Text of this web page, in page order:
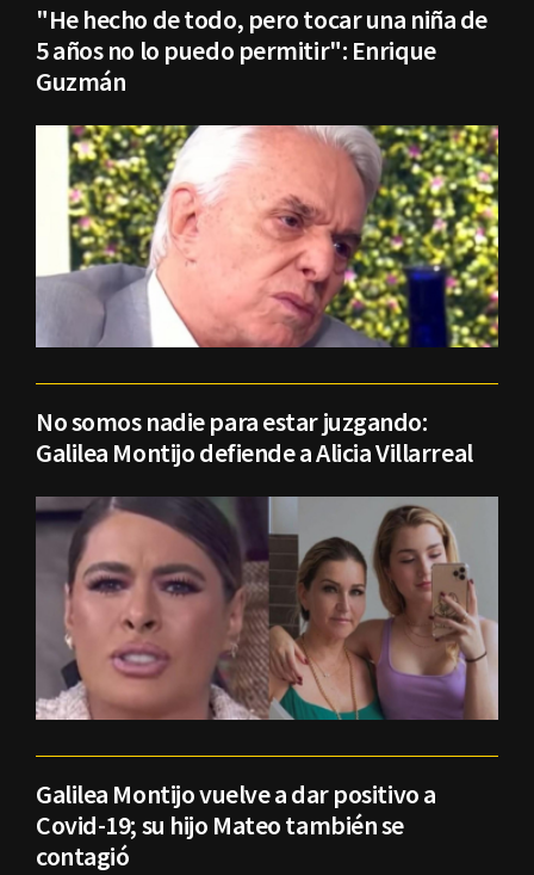
"He hecho de todo, pero tocar una niña de
5 años no lo puedo permitir": Enrique
Guzmán
No somos nadie para estar juzgando:
Galilea Montijo defiende a Alicia Villarreal
Galilea Montijo vuelve a dar positivo a
Covid-19; su hijo Mateo también se
contagió